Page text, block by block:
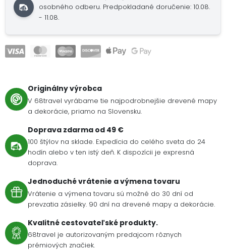
osobného odberu. Predpokladané doručenie: 10.08.
- 11.08.
Originálny výrobca
V 68travel vyrábame tie najpodrobnejšie drevené mapy
a dekorácie, priamo na Slovensku.
Doprava zdarma od 49 €
100 štýlov na sklade. Expedícia do celého sveta do 24
hodín alebo v ten istý deň. K dispozícii je expresná
doprava.
Jednoduché vrátenie a výmena tovaru
Vrátenie a výmena tovaru sú možné do 30 dní od
prevzatia zásielky. 90 dní na drevené mapy a dekorácie.
Kvalitné cestovateľské produkty.
68travel je autorizovaným predajcom rôznych
prémiových značiek.